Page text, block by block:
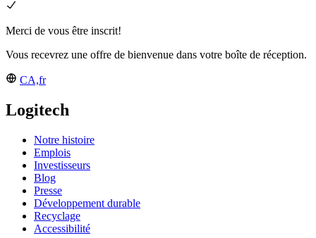
Merci de vous être inscrit!
Vous recevrez une offre de bienvenue dans votre boîte de réception.
CA,fr
Logitech
Notre histoire
Emplois
Investisseurs
Blog
Presse
Développement durable
Recyclage
Accessibilité